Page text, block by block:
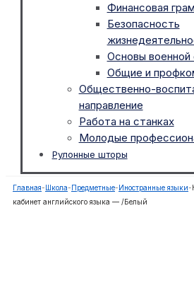
Финансовая
Безопасность
Основы
Общие и
Общественно-
направление
Работа на станках
Молодые
Рулонные шторы
Главная- Школа- Предметные- Иностранные языки-
кабинет английского языка — /Белый